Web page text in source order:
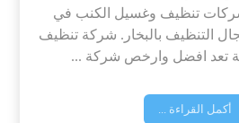
شركات تنظيف وغسيل الكنب في
التنظيف بالبخار. شركة تنظيف
تعد افضل وارخص شركة ...
أكمل القراءة ...